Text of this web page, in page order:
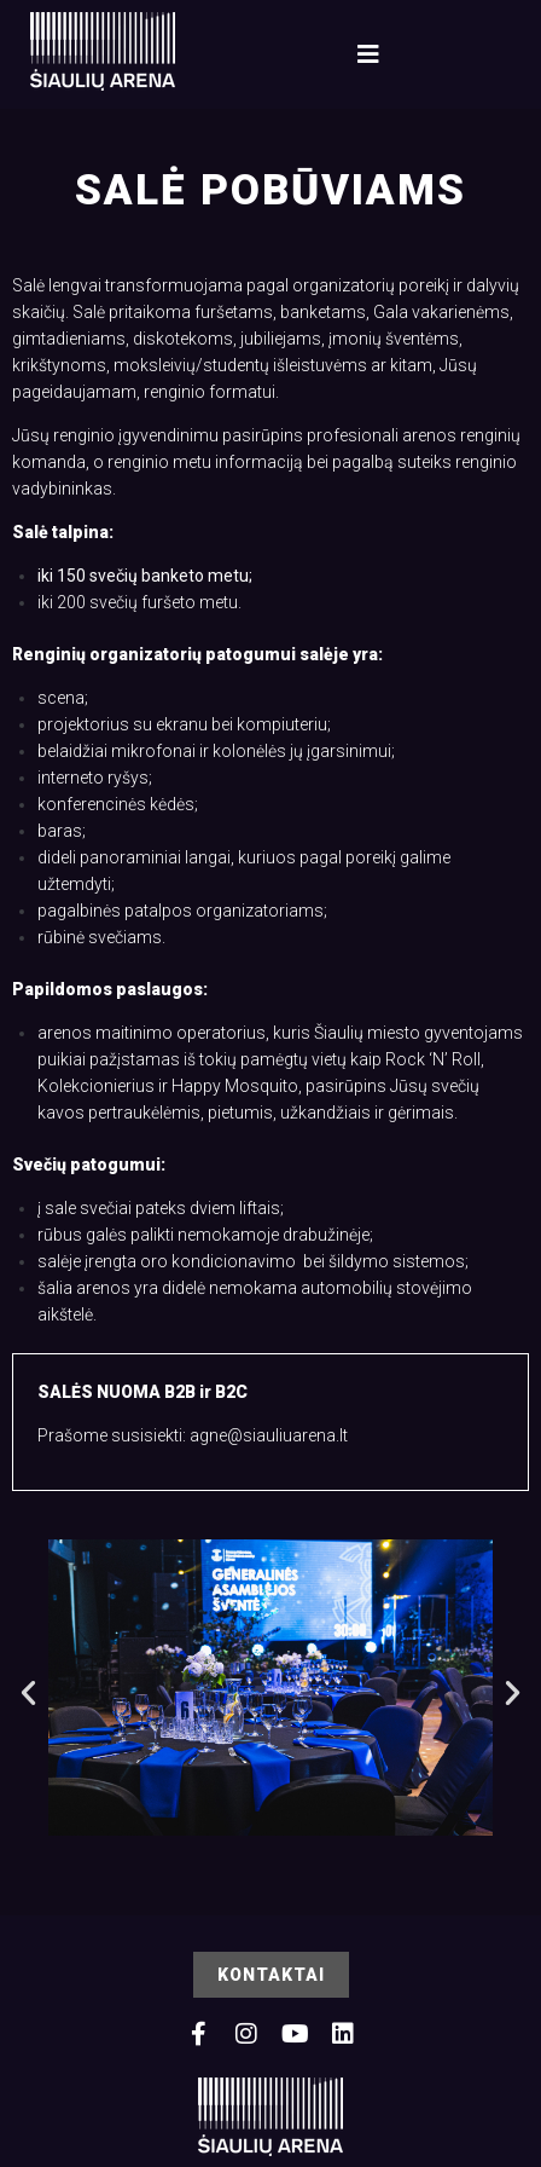
SALĖ POBŪVIAMS
Salė lengvai transformuojama pagal organizatorių poreikį ir dalyvių
skaičių. Salė pritaikoma furšetams, banketams, Gala vakarienėms,
gimtadieniams, diskotekoms, jubiliejams, įmonių šventėms,
krikštynoms, moksleivių/studentų išleistuvėms ar kitam, Jūsų
pageidaujamam, renginio formatui.
Jūsų renginio įgyvendinimu pasirūpins profesionali arenos renginių
komanda, o renginio metu informaciją bei pagalbą suteiks renginio
vadybininkas.
Salė talpina:
iki 150 svečių banketo metu;
iki 200 svečių furšeto metu.
Renginių organizatorių patogumui salėje yra:
scena;
projektorius su ekranu bei kompiuteriu;
belaidžiai mikrofonai ir kolonėlės jų įgarsinimui;
interneto ryšys;
konferencinės kėdės;
baras;
dideli panoraminiai langai, kuriuos pagal poreikį galime
užtemdyti;
pagalbinės patalpos organizatoriams;
rūbinė svečiams.
Papildomos paslaugos:
arenos maitinimo operatorius, kuris Šiaulių miesto gyventojams
puikiai pažįstamas iš tokių pamėgtų vietų kaip Rock ‘N’ Roll,
Kolekcionierius ir Happy Mosquito, pasirūpins Jūsų svečių
kavos pertraukėlėmis, pietumis, užkandžiais ir gėrimais.
Svečių patogumui:
į sale svečiai pateks dviem liftais;
rūbus galės palikti nemokamoje drabužinėje;
salėje įrengta oro kondicionavimo bei šildymo sistemos;
šalia arenos yra didelė nemokama automobilių stovėjimo
aikštelė.
SALĖS NUOMA B2B ir B2C
Prašome susisiekti: agne@siauliuarena.lt
KONTAKTAI